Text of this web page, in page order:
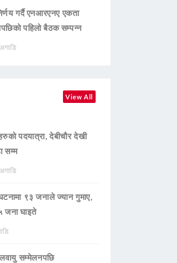
गर्दै एनआरएनए एकता
पहिलो बैठक सम्पन्न
View All
पदयात्रा, देबीचौर देखी
सम्म
९३ जनाले ज्यान गुमाए,
जना घाइते
सम्मेलनपछि